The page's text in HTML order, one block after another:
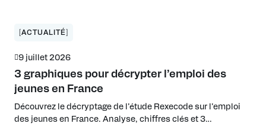
permet non seulement de répondre aux exigences des
[ACTUALITÉ]
9 juillet 2026
3 graphiques pour décrypter l’emploi des
jeunes en France
Découvrez le décryptage de l’étude Rexecode sur l’emploi
des jeunes en France. Analyse, chiffres clés et 3